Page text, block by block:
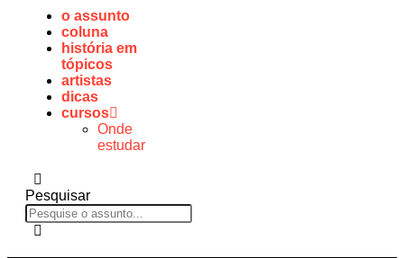
o assunto
coluna
história em
tópicos
artistas
dicas
cursos
Onde
estudar
Pesquisar